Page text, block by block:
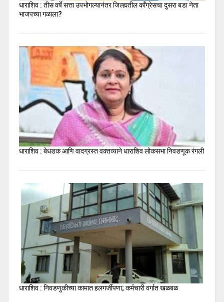
धाराशिव : तीस वर्षे सत्ता उपभोगल्यानंतर जिल्ह्यतील कॉंग्रेसचा दुसरा बडा नेता
भाजपच्या गळाला?
धाराशिव : बेधडक आणि वादग्रस्त वक्तव्याने धाराशिव लोकसभा निवडणूक रंगली
धाराशिव : निवडणुकीच्या कामात हलगर्जीपणा; कर्मचारी वर्गात खळबळ